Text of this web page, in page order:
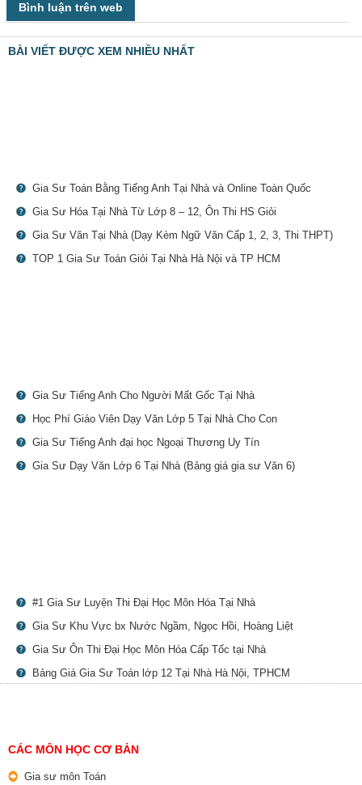
Bình luận trên web
BÀI VIẾT ĐƯỢC XEM NHIỀU NHẤT
Gia Sư Toán Bằng Tiếng Anh Tại Nhà và Online Toàn Quốc
Gia Sư Hóa Tại Nhà Từ Lớp 8 – 12, Ôn Thi HS Giỏi
Gia Sư Văn Tại Nhà (Dạy Kèm Ngữ Văn Cấp 1, 2, 3, Thi THPT)
TOP 1 Gia Sư Toán Giỏi Tại Nhà Hà Nội và TP HCM
Gia Sư Tiếng Anh Cho Người Mất Gốc Tại Nhà
Học Phí Giáo Viên Dạy Văn Lớp 5 Tại Nhà Cho Con
Gia Sư Tiếng Anh đại học Ngoại Thương Uy Tín
Gia Sư Dạy Văn Lớp 6 Tại Nhà (Bảng giá gia sư Văn 6)
#1 Gia Sư Luyện Thi Đại Học Môn Hóa Tại Nhà
Gia Sư Khu Vực bx Nước Ngầm, Ngọc Hồi, Hoàng Liệt
Gia Sư Ôn Thi Đại Học Môn Hóa Cấp Tốc tại Nhà
Bảng Giá Gia Sư Toán lớp 12 Tại Nhà Hà Nội, TPHCM
CÁC MÔN HỌC CƠ BẢN
Gia sư môn Toán